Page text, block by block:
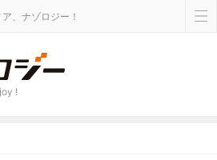
、ナゾロジー！
!